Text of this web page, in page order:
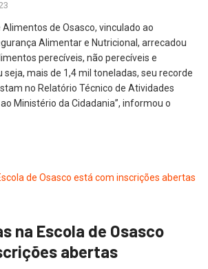
Alimentos de Osasco, vinculado ao
Alimentar e Nutricional, arrecadou
perecíveis, não perecíveis e
seja, mais de 1,4 mil toneladas, seu recorde
no Relatório Técnico de Atividades
Ministério da Cidadania”, informou o
na Escola de Osasco
abertas